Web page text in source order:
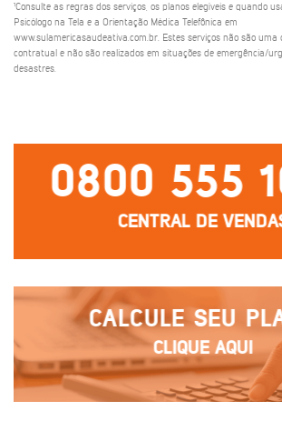
¹Consulte as regras dos serviços, os planos elegíveis e quando
Psicólogo na Tela e a Orientação Médica Telefônica em
www.sulamericasaudeativa.com.br. Estes serviços não são uma
contratual e não são realizados em situações de emergência/
desastres.
0800 555
CENTRAL DE
CALCULE SEU
CLIQUE AQUI